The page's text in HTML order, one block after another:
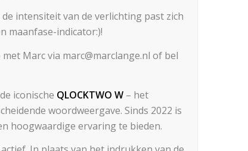
intensiteit van de verlichting past zich
maanfase-indicator:)!
Marc via marc@marclange.nl of bel
iconische QLOCKTWO W– het
woordweergave. Sinds 2022 is
hoogwaardige ervaring te bieden.